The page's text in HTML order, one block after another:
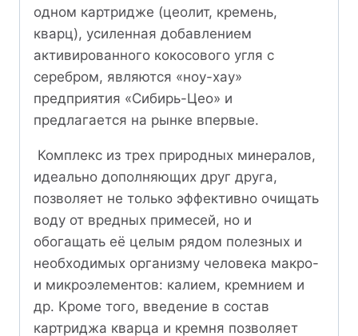
одном картридже (цеолит, кремень,
кварц), усиленная добавлением
активированного кокосового угля с
серебром, являются «ноу-хау»
предприятия «Сибирь-Цео» и
предлагается на рынке впервые.
Комплекс из трех природных минералов,
идеально дополняющих друг друга,
позволяет не только эффективно очищать
воду от вредных примесей, но и
обогащать её целым рядом полезных и
необходимых организму человека макро-
и микроэлементов: калием, кремнием и
др. Кроме того, введение в состав
картриджа кварца и кремня позволяет